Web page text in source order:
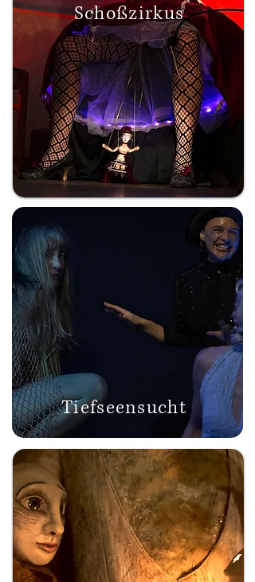
Schoßzirkus
Tiefseensucht